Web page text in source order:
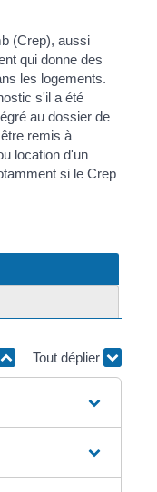
(Crep), aussi
qui donne des
les logements.
s'il a été
au dossier de
remis à
location d'un
si le Crep
Tout déplier